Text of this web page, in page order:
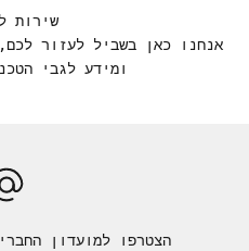
שירות
אנחנו כאן בשביל לעזור
ומידע לגבי
הצטרפו למועדון